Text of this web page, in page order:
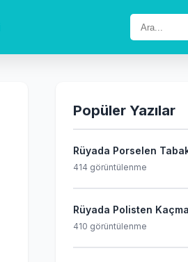
Popüler Yazılar
Rüyada Porselen Tabak
414 görüntülenme
Rüyada Polisten
410 görüntülenme